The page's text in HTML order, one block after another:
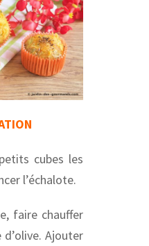
cubes les
l’échalote.
faire chauffer
d’olive. Ajouter